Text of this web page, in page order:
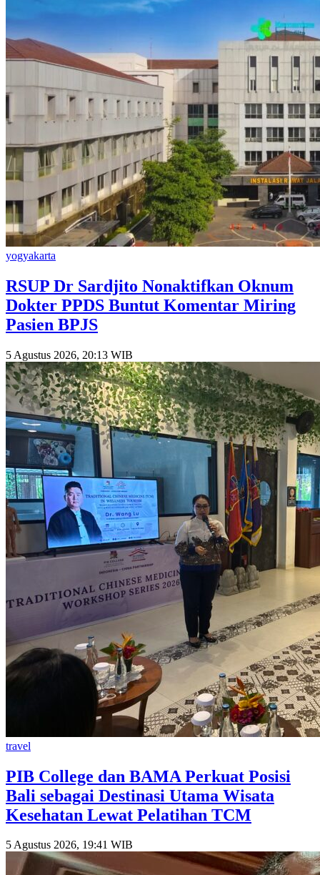
yogyakarta
RSUP Dr Sardjito Nonaktifkan Oknum
Dokter PPDS Buntut Komentar Miring
Pasien BPJS
5 Agustus 2026, 20:13 WIB
travel
PIB College dan BAMA Perkuat Posisi
Bali sebagai Destinasi Utama Wisata
Kesehatan Lewat Pelatihan TCM
5 Agustus 2026, 19:41 WIB